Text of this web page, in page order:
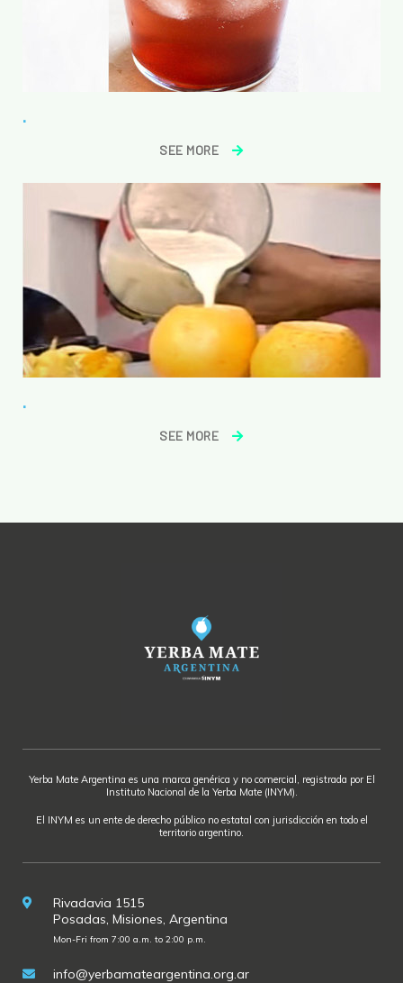
.
SEE MORE
.
SEE MORE
Yerba Mate Argentina es una marca genérica y no comercial, registrada por El
Instituto Nacional de la Yerba Mate (INYM).
El INYM es un ente de derecho público no estatal con jurisdicción en todo el
territorio argentino.
Rivadavia 1515
Posadas, Misiones, Argentina
Mon-Fri from 7:00 a.m. to 2:00 p.m.
info@yerbamateargentina.org.ar